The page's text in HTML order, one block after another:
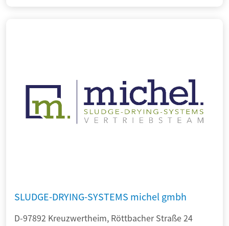
SLUDGE-DRYING-SYSTEMS michel gmbh
D-97892 Kreuzwertheim, Röttbacher Straße 24